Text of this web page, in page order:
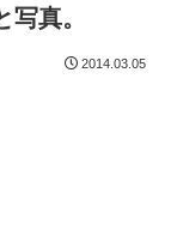
真。
2014.03.05